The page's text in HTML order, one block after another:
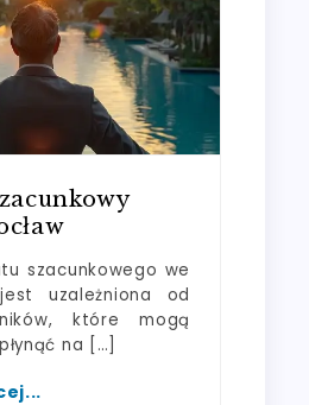
szacunkowego we
jest uzależniona od
które mogą
na […]